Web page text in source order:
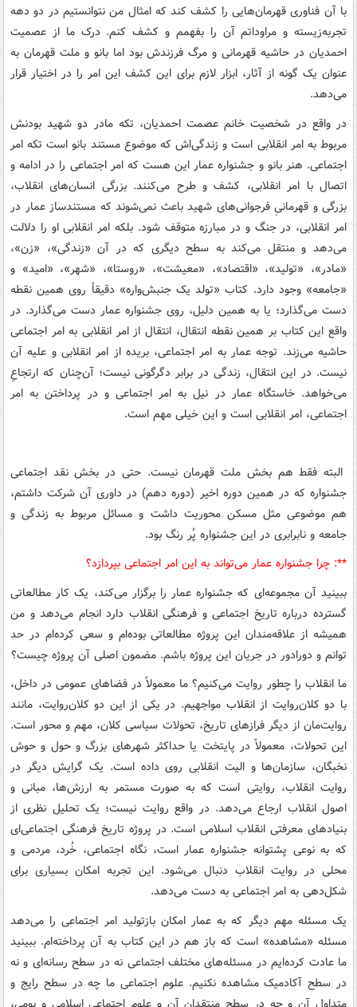
با آن فناوری قهرمان‌هایی را کشف کند که امثال من نتوانستیم در دو دهه
تجربه‌زیسته و مراوداتم آن را بفهمم و کشف کنم. درک ما از عصمیت
احمدیان در حاشیه قهرمانی و مرگ فرزندش بود اما بانو و ملت قهرمان به
عنوان یک گونه از آثار، ابزار لازم برای این کشف این امر را در اختیار قرار
می‌دهد.
در واقع در شخصیت خانم عصمت احمدیان، تکه مادر دو شهید بودنش
مربوط به امر انقلابی است و زندگی‌اش که موضوع مستند بانو است تکه امر
اجتماعی. هنر بانو و جشنواره عمار این هست که امر اجتماعی را در ادامه و
اتصال با امر انقلابی، کشف و طرح می‌کنند. بزرگی انسان‌های انقلاب،
بزرگی و قهرمانیِ فرجوانی‌های شهید باعث نمی‌شوند که مستندساز عمار در
امر انقلابی، در جنگ و در مبارزه متوقف شود. بلکه امر انقلابی او را دلالت
می‌دهد و منتقل می‌کند به سطح دیگری که در آن «زندگی»، «زن»،
«مادر»، «تولید»، «اقتصاد»، «معیشت»، «روستا»، «شهر»، «امید» و
«جامعه» وجود دارد. کتاب «تولد یک جنبش‌واره» دقیقاً روی همین نقطه
دست می‌گذارد؛ یا به همین دلیل، روی جشنواره عمار دست می‌گذارد. در
واقع این کتاب بر همین نقطه انتقال، انتقال از امر انقلابی به امر اجتماعی
حاشیه می‌زند. توجه عمار به امر اجتماعی، بریده از امر انقلابی و علیه آن
نیست. در این انتقال، زندگی در برابر دگرگونی نیست؛ آن‌چنان که ارتجاعِ
می‌خواهد. خاستگاه عمار در نیل به امر اجتماعی و در پرداختن به امر
اجتماعی، امر انقلابی است و این خیلی مهم است.
البته فقط هم بخش ملت قهرمان نیست. حتی در بخش نقد اجتماعی
جشنواره که در همین دوره اخیر (دوره دهم) در داوری آن شرکت داشتم،
هم موضوعی مثل مسکن محوریت داشت و مسائل مربوط به زندگی و
جامعه و نابرابری در این جشنواره پُر رنگ بود.
**: چرا جشنواره عمار می‌تواند به این امر اجتماعی بپردازد؟
ببینید آن مجموعه‌ای که جشنواره عمار را برگزار می‌کند، یک کار مطالعاتی
گسترده درباره تاریخ اجتماعی و فرهنگی انقلاب دارد انجام می‌دهد و من
همیشه از علاقه‌مندان این پروژه مطالعاتی بوده‌ام و سعی کرده‌ام در حد
توانم و دورادور در جریان این پروژه باشم. مضمون اصلی آن پروژه چیست؟
ما انقلاب را چطور روایت می‌کنیم؟ ما معمولاً در فضاهای عمومی در داخل،
با دو کلان‌روایت از انقلاب مواجهیم. در یکی از این دو کلان‌روایت، مانند
روایت‌مان از دیگر فرازهای تاریخ، تحولات سیاسی کلان، مهم و محور است.
این تحولات، معمولاً در پایتخت یا حداکثر شهرهای بزرگ و حول و حوش
نخبگان، سازمان‌ها و الیت انقلابی روی داده است. یک گرایش دیگر در
روایت انقلاب، روایتی است که به صورت مستمر به ارزش‌ها، مبانی و
اصول انقلاب ارجاع می‌دهد. در واقع روایت نیست؛ یک تحلیل نظری از
بنیادهای معرفتی انقلاب اسلامی است. در پروژه تاریخ فرهنگی اجتماعی‌ای
که به نوعی پشتوانه جشنواره عمار است، نگاه اجتماعی، خُرد، مردمی و
محلی در روایت انقلاب دنبال می‌شود. این تجربه امکان بسیاری برای
شکل‌دهی به امر اجتماعی به دست می‌دهد.
یک مسئله مهم دیگر که به عمار امکان بازتولید امر اجتماعی را می‌دهد
مسئله «مشاهده» است که باز هم در این کتاب به آن پرداخته‌ام. ببینید
ما عادت کرده‌ایم در مسئله‌های مختلف اجتماعی نه در سطح رسانه‌ای و نه
در سطح آکادمیک مشاهده نکنیم. علوم اجتماعی ما چه در سطح رایج و
متداول آن و چه در سطح منتقدان آن و علوم اجتماعی اسلامی و بومی،